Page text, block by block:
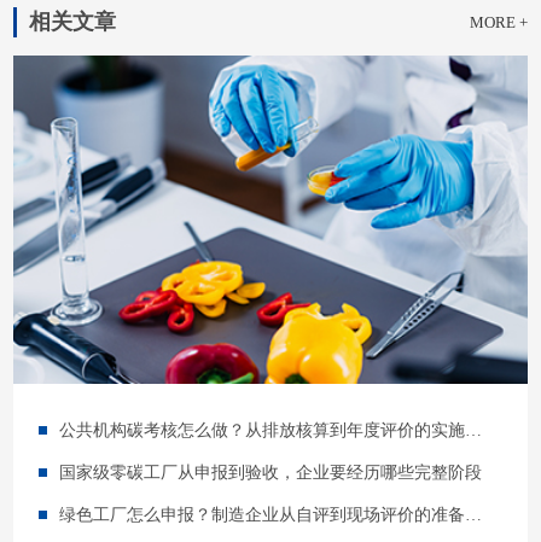
相关文章 MORE +
国家级零碳工厂从申报到验收，企业要经历哪些完整阶段